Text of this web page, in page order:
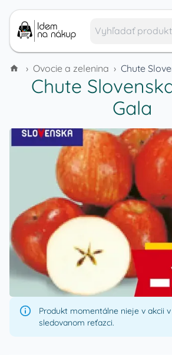
› Ovocie a zelenina › Chute
Chute
Gala
Produkt momentálne nieje v akcii
sledovanom reťazci.